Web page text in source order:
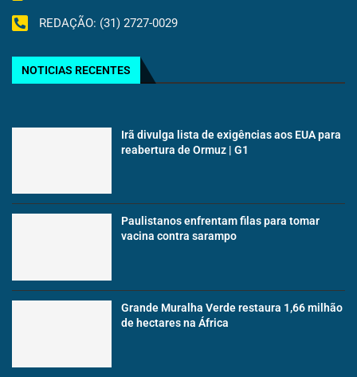
REDAÇÃO: (31) 2727-0029
NOTICIAS RECENTES
Irã divulga lista de exigências aos EUA para
reabertura de Ormuz | G1
Paulistanos enfrentam filas para tomar
vacina contra sarampo
Grande Muralha Verde restaura 1,66 milhão
de hectares na África